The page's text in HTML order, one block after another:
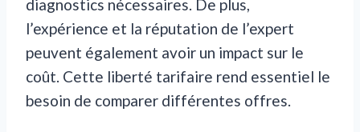
diagnostics nécessaires. De plus,
l’expérience et la réputation de l’expert
peuvent également avoir un impact sur le
coût. Cette liberté tarifaire rend essentiel le
besoin de comparer différentes offres.